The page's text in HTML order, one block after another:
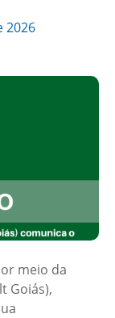
2026
meio da
Goiás),